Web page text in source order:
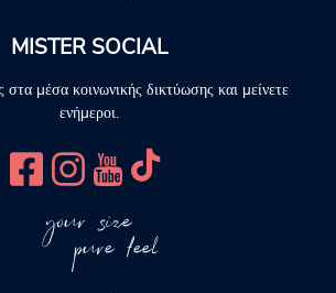
MISTER SOCIAL
μέσα κοινωνικής δικτύωσης και μείνετε
ενήμεροι.
your size
pure feel